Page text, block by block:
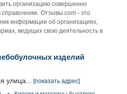
организацию совершенно
Отзывы.com - это
информации об организациях,
ведущих свою деятельность в
изделий
улица...
[показать адрес]